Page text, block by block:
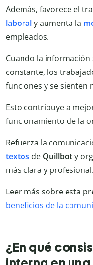
Además, favorece el
laboraly aumenta la
empleados.
Cuando la
constante, los
funciones y se sienten
Esto contribuye a
funcionamiento de la
Refuerza la
textos de Quillboty
más clara y profesional.
Leer más sobre esta
beneficios de la
¿En qué